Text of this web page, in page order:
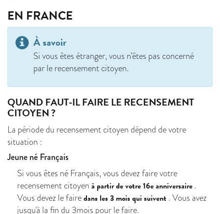
EN FRANCE
À savoir
Si vous êtes étranger, vous n’êtes pas concerné
par le recensement citoyen.
QUAND FAUT-IL FAIRE LE RECENSEMENT
CITOYEN ?
La période du recensement citoyen dépend de votre
situation :
Jeune né Français
Si vous êtes né Français, vous devez faire votre
recensement citoyen à partir de votre 16e anniversaire .
Vous devez le fairedans les 3 mois qui suivent . Vous avez
jusqu'à la fin du 3mois pour le faire.